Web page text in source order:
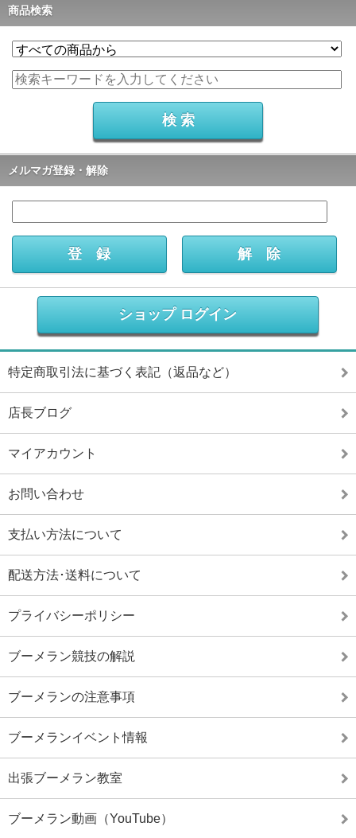
商品検索
メルマガ登録・解除
ショップ ログイン
特定商取引法に基づく表記（返品など）
店長ブログ
マイアカウント
お問い合わせ
支払い方法について
配送方法･送料について
プライバシーポリシー
ブーメラン競技の解説
ブーメランの注意事項
ブーメランイベント情報
出張ブーメラン教室
ブーメラン動画（YouTube）